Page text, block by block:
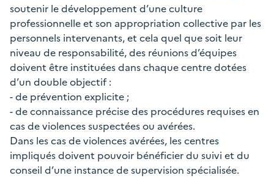
soutenir le développement d’une culture
professionnelle et son appropriation collective par les
personnels intervenants, et cela quel que soit leur
niveau de responsabilité, des réunions d’équipes
doivent être instituées dans chaque centre dotées
d’un double objectif :
- de prévention explicite ;
- de connaissance précise des procédures requises en
cas de violences suspectées ou avérées.
Dans les cas de violences avérées, les centres
impliqués doivent pouvoir bénéficier du suivi et du
conseil d’une instance de supervision spécialisée.